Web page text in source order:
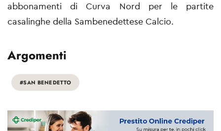
abbonamenti di Curva Nord per le partite
casalinghe della Sambenedettese Calcio.
Argomenti
#SAN BENEDETTO